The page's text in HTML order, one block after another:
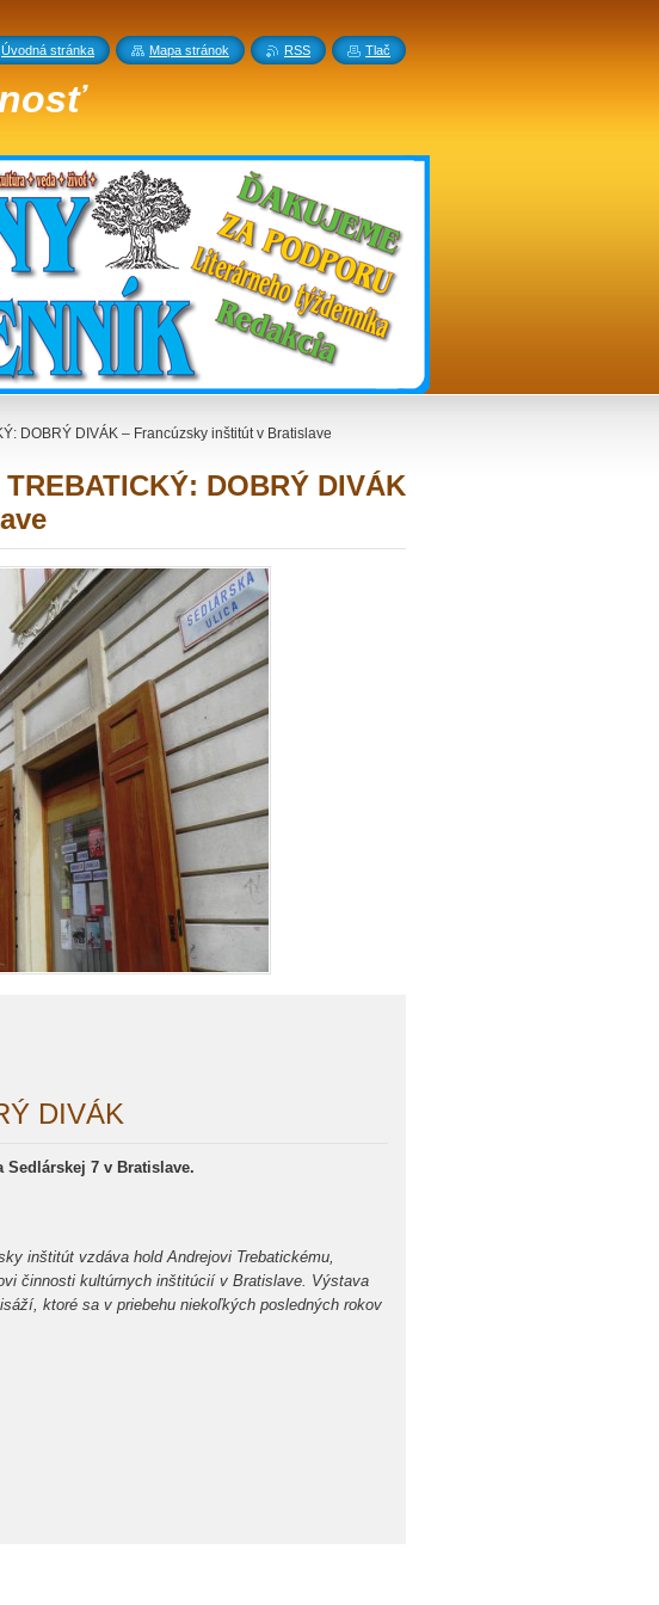
DOBRÝ DIVÁK – Francúzsky inštitút v Bratislave
DOBRÝ DIVÁK
DIVÁK
7 v Bratislave.
inštitút vzdáva hold Andrejovi Trebatickému,
činnosti kultúrnych inštitúcií v Bratislave. Výstava
ktoré sa v priebehu niekoľkých posledných rokov
Úvodná stránka Mapa stránok RSS Tlač